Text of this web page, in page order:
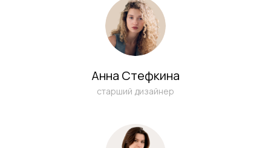
Анна Стефкина
старший дизайнер